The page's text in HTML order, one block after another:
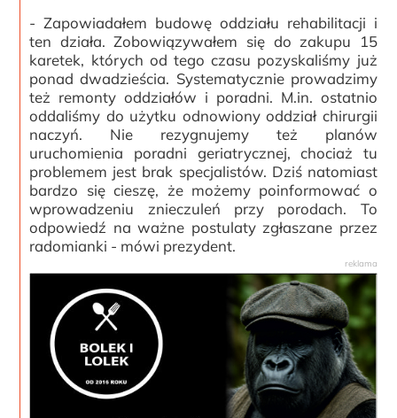
- Zapowiadałem budowę oddziału rehabilitacji i
ten działa. Zobowiązywałem się do zakupu 15
karetek, których od tego czasu pozyskaliśmy już
ponad dwadzieścia. Systematycznie prowadzimy
też remonty oddziałów i poradni. M.in. ostatnio
oddaliśmy do użytku odnowiony oddział chirurgii
naczyń. Nie rezygnujemy też planów
uruchomienia poradni geriatrycznej, chociaż tu
problemem jest brak specjalistów. Dziś natomiast
bardzo się cieszę, że możemy poinformować o
wprowadzeniu znieczuleń przy porodach. To
odpowiedź na ważne postulaty zgłaszane przez
radomianki - mówi prezydent.